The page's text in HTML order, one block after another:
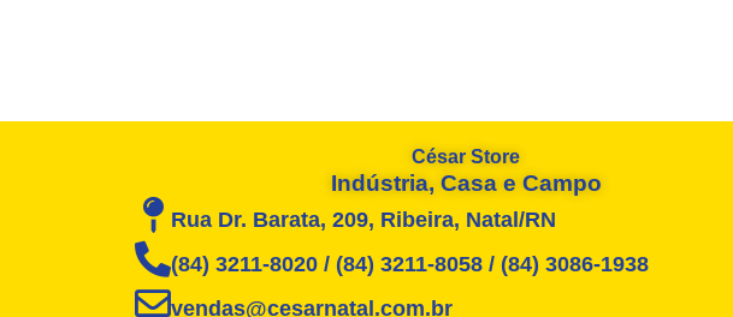
César Store
Indústria, Casa e Campo
Rua Dr. Barata, 209, Ribeira, Natal/RN
(84) 3211-8020 / (84) 3211-8058 / (84) 3086-1938
vendas@cesarnatal.com.br